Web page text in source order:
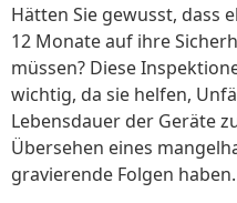
Hätten Sie gewusst, dass
12 Monate auf ihre
müssen? Diese
wichtig, da sie helfen,
Lebensdauer der Geräte
Übersehen eines
gravierende Folgen haben.